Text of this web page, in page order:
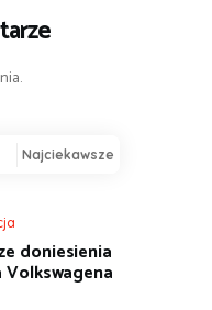
Najciekawsze
doniesienia
Volkswagena